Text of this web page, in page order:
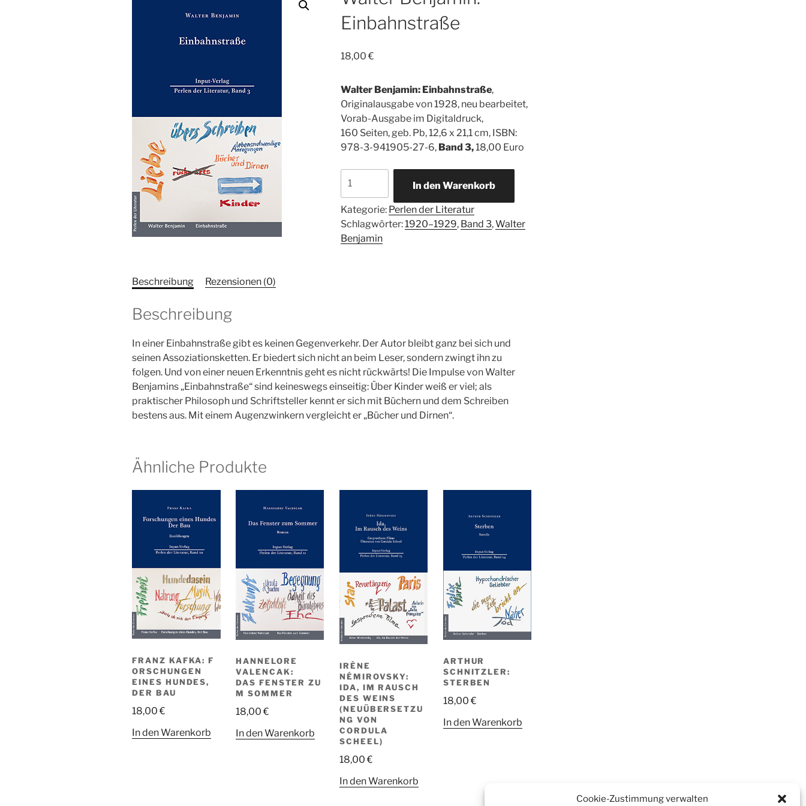
Cookie-Zustimmung verwalten
Einbahnstraße
18,00€
Walter Benjamin: Einbahnstraße,
Originalausgabe von 1928, neu bearbeitet,
Vorab-Ausgabe im Digitaldruck,
160 Seiten, geb. Pb, 12,6 x 21,1 cm, ISBN:
978-3-941905-27-6, Band 3, 18,00 Euro
Benjamin:
Einbahnstraße
Menge
In den Warenkorb
Kategorie: Perlen der Literatur
Schlagwörter:1920–1929, Band 3,Walter
Benjamin
Beschreibung Rezensionen (0)
Beschreibung
In einer Einbahnstraße gibt es keinen Gegenverkehr. Der Autor bleibt ganz bei sich und
seinen Assoziationsketten. Er biedert sich nicht an beim Leser, sondern zwingt ihn zu
folgen. Und von einer neuen Erkenntnis geht es nicht rückwärts! Die Impulse von Walter
Benjamins „Einbahnstraße“ sind keineswegs einseitig: Über Kinder weiß er viel; als
praktischer Philosoph und Schriftsteller kennt er sich mit Büchern und dem Schreiben
bestens aus. Mit einem Augenzwinkern vergleicht er „Bücher und Dirnen“.
Ähnliche Produkte
FRANZ KAFKA: F
ORSCHUNGEN
EINES HUNDES,
DER BAU
18,00€
In den Warenkorb
HANNELORE
VALENCAK:
DAS FENSTER ZU
M SOMMER
18,00€
In den Warenkorb
IRÈNE
NÉMIROVSKY:
IDA, IM RAUSCH
DES WEINS
(NEUÜBERSETZU
NG VON
CORDULA
SCHEEL)
18,00€
In den Warenkorb
ARTHUR
SCHNITZLER:
STERBEN
18,00€
In den Warenkorb